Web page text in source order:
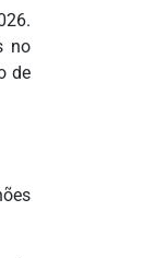
no
de